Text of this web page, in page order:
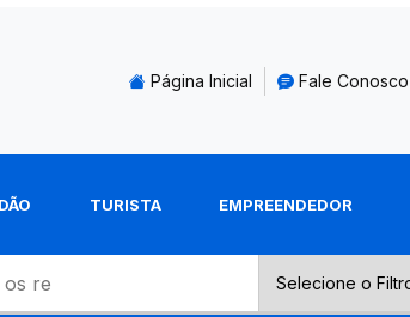
Página Inicial Fale Conosco
TURISTA EMPREENDEDOR